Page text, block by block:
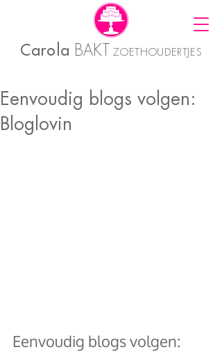
Carola BAKT ZOETHOUDERTJES
Eenvoudig blogs volgen:
Bloglovin
Eenvoudig blogs volgen: